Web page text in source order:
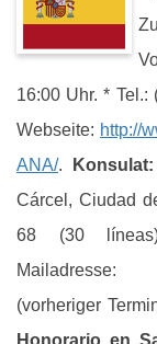
16:00 Uhr. *
Webseite: http://
ANA/. Konsulat:
Cárcel, Ciudad
68 (30
Mailadresse:
(vorheriger
Honorario en